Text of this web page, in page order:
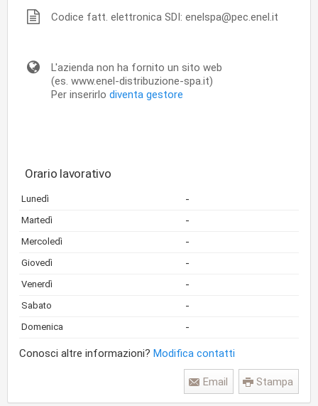
Codice fatt. elettronica SDI: enelspa@pec.enel.it
L'azienda non ha fornito un sito web
(es. www.enel-distribuzione-spa.it)
Per inserirlo diventa gestore
Orario lavorativo
Lunedì -
Martedì -
Mercoledì -
Giovedì -
Venerdì -
Sabato -
Domenica -
Conosci altre informazioni? Modifica contatti
Stampa
Email